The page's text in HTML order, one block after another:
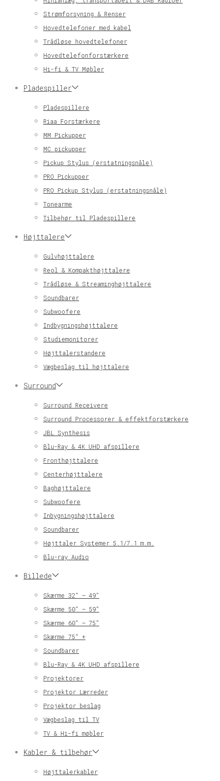
Strømforsyning & Renser
Hovedtelefoner med kabel
Trådløse hovedtelefoner
Hovedtelefonforstærkere
Hi-fi & TV Møbler
Pladespiller
Pladespillere
Riaa Forstærkere
MM Pickupper
MC pickupper
Pickup Stylus (erstatningsnåle)
PRO Pickupper
PRO Pickup Stylus (erstatningsnåle)
Tonearme
Tilbehør til Pladespillere
Højttalere
Gulvhøjttalere
Reol & Kompakthøjttalere
Trådløse & Streaminghøjttalere
Soundbarer
Subwoofere
Indbygningshøjttalere
Studiemonitorer
Højttalerstandere
Vægbeslag til højttalere
Surround
Surround Receivere
Surround Processorer & effektforstærkere
JBL Synthesis
Blu-Ray & 4K UHD afspillere
Fronthøjttalere
Centerhøjttalere
Baghøjttalere
Subwoofere
Inbygningshøjttalere
Soundbarer
Højttaler Systemer 5.1/7.1 m.m.
Blu-ray Audio
Billede
Skærme 32″ – 49″
Skærme 50″ – 59″
Skærme 60″ – 75″
Skærme 75″ +
Soundbarer
Blu-Ray & 4K UHD afspillere
Projektorer
Projektor Lærreder
Projektor beslag
Vægbeslag til TV
TV & Hi-fi møbler
Kabler & tilbehør
Højttalerkabler